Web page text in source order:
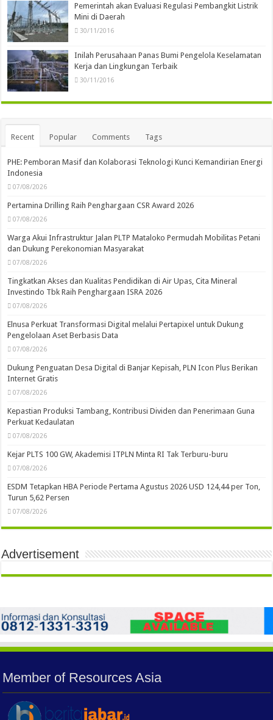
Pemerintah akan Evaluasi Regulasi Pembangkit Listrik
Mini di Daerah
30/11/2016
Inilah Perusahaan Panas Bumi Pengelola Keselamatan
Kerja dan Lingkungan Terbaik
30/11/2016
Recent Popular Comments Tags
PHE: Pemboran Masif dan Kolaborasi Teknologi Kunci Kemandirian Energi
Indonesia
07/08/2026
Pertamina Drilling Raih Penghargaan CSR Award 2026
07/08/2026
Warga Akui Infrastruktur Jalan PLTP Mataloko Permudah Mobilitas Petani
dan Dukung Perekonomian Masyarakat
07/08/2026
Tingkatkan Akses dan Kualitas Pendidikan di Air Upas, Cita Mineral
Investindo Tbk Raih Penghargaan ISRA 2026
07/08/2026
Elnusa Perkuat Transformasi Digital melalui Pertapixel untuk Dukung
Pengelolaan Aset Berbasis Data
07/08/2026
Dukung Penguatan Desa Digital di Banjar Kepisah, PLN Icon Plus Berikan
Internet Gratis
07/08/2026
Kepastian Produksi Tambang, Kontribusi Dividen dan Penerimaan Guna
Perkuat Kedaulatan
07/08/2026
Kejar PLTS 100 GW, Akademisi ITPLN Minta RI Tak Terburu-buru
07/08/2026
ESDM Tetapkan HBA Periode Pertama Agustus 2026 USD 124,44 per Ton,
Turun 5,62 Persen
07/08/2026
Advertisement
Member of Resources Asia